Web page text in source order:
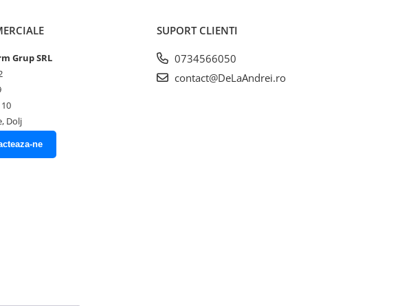
Grup SRL
Dolj
ne
SUPORT CLIENTI
0734566050
contact@DeLaAndrei.ro